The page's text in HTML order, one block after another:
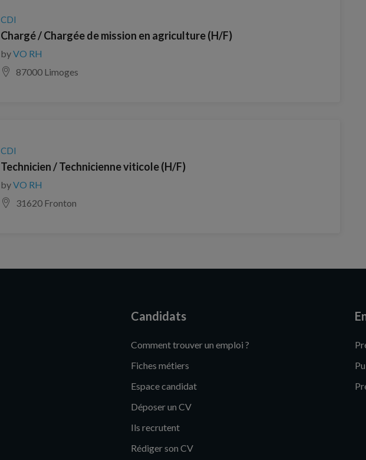
CDI
Chargé / Chargée de mission en agriculture (H/F)
byVO RH
87000 Limoges
CDI
Technicien / Technicienne viticole (H/F)
byVO RH
31620 Fronton
Candidats
Comment trouver un emploi ?
Fiches métiers
Espace candidat
Déposer un CV
Ils recrutent
Rédiger son CV